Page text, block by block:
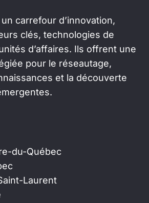
carrefour d’innovation,
clés, technologies de
d’affaires. Ils offrent une
pour le réseautage,
et la découverte
du-Québec
Laurent